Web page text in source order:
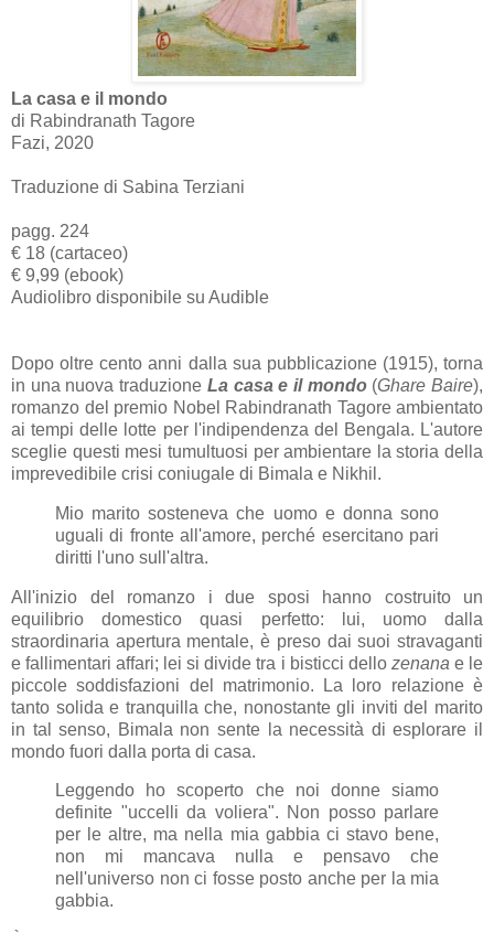
La casa e il mondo
di Rabindranath Tagore
Fazi, 2020
Traduzione di Sabina Terziani
pagg. 224
€ 18 (cartaceo)
€ 9,99 (ebook)
Audiolibro disponibile su Audible
Dopo oltre cento anni dalla sua pubblicazione (1915), torna
in una nuova traduzione La casa e il mondo(Ghare Baire),
romanzo del premio Nobel Rabindranath Tagore ambientato
ai tempi delle lotte per l'indipendenza del Bengala. L'autore
sceglie questi mesi tumultuosi per ambientare la storia della
imprevedibile crisi coniugale di Bimala e Nikhil.
Mio marito sosteneva che uomo e donna sono
uguali di fronte all'amore, perché esercitano pari
diritti l'uno sull'altra.
All'inizio del romanzo i due sposi hanno costruito un
equilibrio domestico quasi perfetto: lui, uomo dalla
straordinaria apertura mentale, è preso dai suoi stravaganti
e fallimentari affari; lei si divide tra i bisticci dello zenana e le
piccole soddisfazioni del matrimonio. La loro relazione è
tanto solida e tranquilla che, nonostante gli inviti del marito
in tal senso, Bimala non sente la necessità di esplorare il
mondo fuori dalla porta di casa.
Leggendo ho scoperto che noi donne siamo
definite "uccelli da voliera". Non posso parlare
per le altre, ma nella mia gabbia ci stavo bene,
non mi mancava nulla e pensavo che
nell'universo non ci fosse posto anche per la mia
gabbia.